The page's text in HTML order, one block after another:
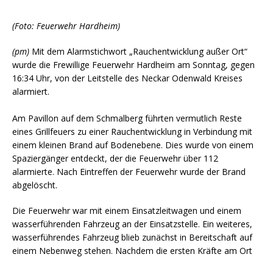
(Foto: Feuerwehr Hardheim)
(pm) Mit dem Alarmstichwort „Rauchentwicklung außer Ort“
wurde die Frewillige Feuerwehr Hardheim am Sonntag, gegen
16:34 Uhr, von der Leitstelle des Neckar Odenwald Kreises
alarmiert.
Am Pavillon auf dem Schmalberg führten vermutlich Reste
eines Grillfeuers zu einer Rauchentwicklung in Verbindung mit
einem kleinen Brand auf Bodenebene. Dies wurde von einem
Spaziergänger entdeckt, der die Feuerwehr über 112
alarmierte. Nach Eintreffen der Feuerwehr wurde der Brand
abgelöscht.
Die Feuerwehr war mit einem Einsatzleitwagen und einem
wasserführenden Fahrzeug an der Einsatzstelle. Ein weiteres,
wasserführendes Fahrzeug blieb zunächst in Bereitschaft auf
einem Nebenweg stehen. Nachdem die ersten Kräfte am Ort